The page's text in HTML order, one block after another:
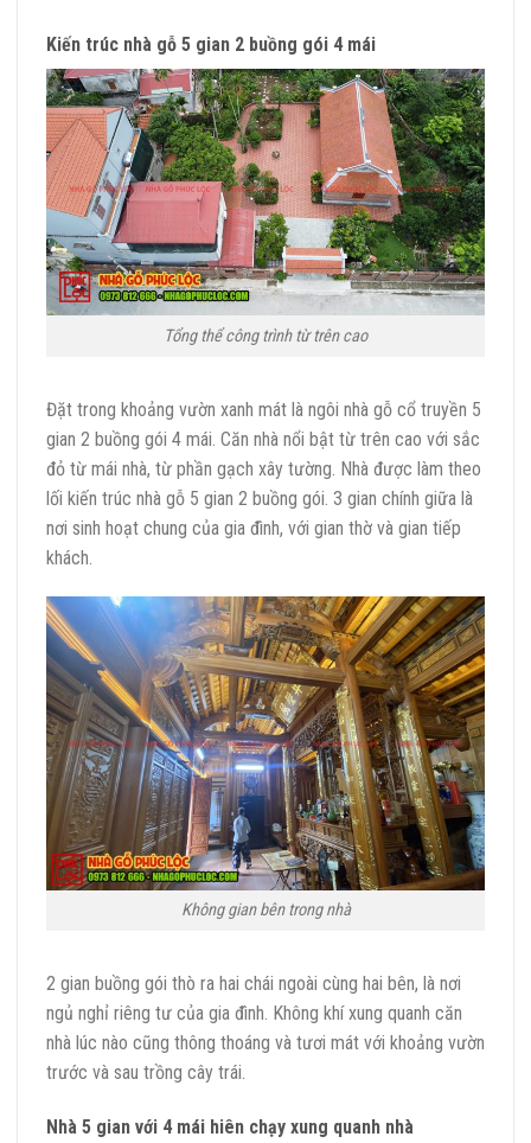
Kiến trúc nhà gỗ 5 gian 2 buồng gói 4 mái
Tổng thể công trình từ trên cao
Đặt trong khoảng vườn xanh mát là ngôi nhà gỗ cổ truyền 5
gian 2 buồng gói 4 mái. Căn nhà nổi bật từ trên cao với sắc
đỏ từ mái nhà, từ phần gạch xây tường. Nhà được làm theo
lối kiến trúc nhà gỗ 5 gian 2 buồng gói. 3 gian chính giữa là
nơi sinh hoạt chung của gia đình, với gian thờ và gian tiếp
khách.
Không gian bên trong nhà
2 gian buồng gói thò ra hai chái ngoài cùng hai bên, là nơi
ngủ nghỉ riêng tư của gia đình. Không khí xung quanh căn
nhà lúc nào cũng thông thoáng và tươi mát với khoảng vườn
trước và sau trồng cây trái.
Nhà 5 gian với 4 mái hiên chạy xung quanh nhà